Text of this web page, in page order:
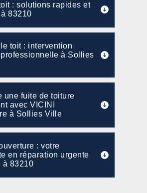
: solutions rapides et
83210
toit : intervention
à Sollies
une fuite de toiture
avec VICINI
à Sollies Ville
: votre
en réparation urgente
à 83210